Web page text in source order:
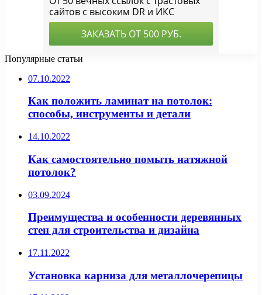
Популярные статьи
07.10.2022
Как положить ламинат на потолок:
способы, инструменты и детали
14.10.2022
Как самостоятельно помыть натяжной
потолок?
03.09.2024
Преимущества и особенности деревянных
стен для строительства и дизайна
17.11.2022
Установка карниза для металлочерепицы